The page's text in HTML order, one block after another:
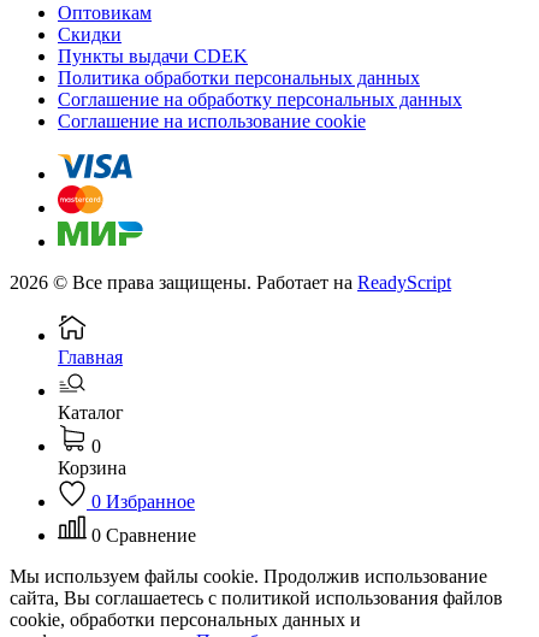
Оптовикам
Скидки
Пункты выдачи CDEK
Политика обработки персональных данных
Соглашение на обработку персональных данных
Соглашение на использование cookie
2026 © Все права защищены. Работает на ReadyScript
Главная
Каталог
0
Корзина
0 Избранное
0 Сравнение
Мы используем файлы cookie. Продолжив использование
сайта, Вы соглашаетесь с политикой использования файлов
cookie, обработки персональных данных и